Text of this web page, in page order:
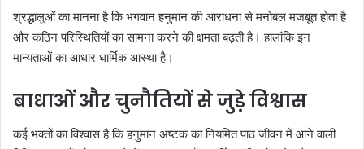
श्रद्धालुओं का मानना है कि भगवान हनुमान की आराधना से मनोबल मजबूत होता है
और कठिन परिस्थितियों का सामना करने की क्षमता बढ़ती है। हालांकि इन
मान्यताओं का आधार धार्मिक आस्था है।
बाधाओं और चुनौतियों से जुड़े विश्वास
कई भक्तों का विश्वास है कि हनुमान अष्टक का नियमित पाठ जीवन में आने वाली